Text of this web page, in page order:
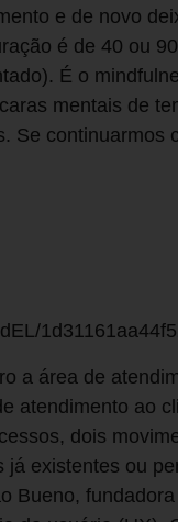
e de novo
é de 40 ou
É o
mentais de
Se continuarmos
a área de
atendimento ao
dois
existentes ou
Bueno,